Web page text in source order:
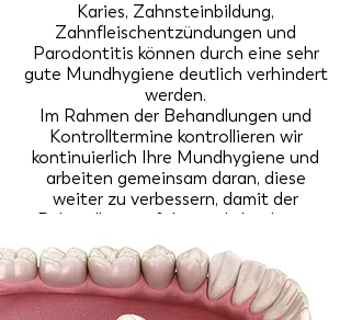
Karies, Zahnsteinbildung,
Zahnfleischentzündungen und
Parodontitis können durch eine sehr
gute Mundhygiene deutlich verhindert
werden.
Im Rahmen der Behandlungen und
Kontrolltermine kontrollieren wir
kontinuierlich Ihre Mundhygiene und
arbeiten gemeinsam daran, diese
weiter zu verbessern, damit der
Behandlungserfolg möglichst lange
anhält.